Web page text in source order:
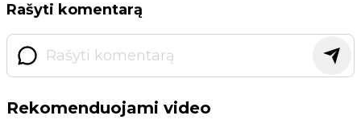
Rašyti komentarą
Rekomenduojami video